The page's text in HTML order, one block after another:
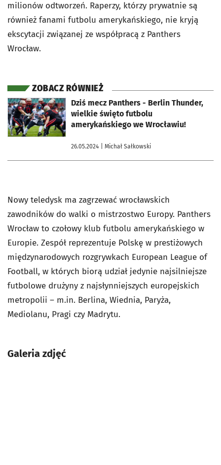
milionów odtworzeń. Raperzy, którzy prywatnie są
również fanami futbolu amerykańskiego, nie kryją
ekscytacji związanej ze współpracą z Panthers
Wrocław.
ZOBACZ RÓWNIEŻ
Dziś mecz Panthers - Berlin Thunder,
wielkie święto futbolu
amerykańskiego we Wrocławiu!
26.05.2024 | Michał Sałkowski
otworzy się w nowej karcie
Nowy teledysk ma zagrzewać wrocławskich
zawodników do walki o mistrzostwo Europy. Panthers
Wrocław to czołowy klub futbolu amerykańskiego w
Europie. Zespół reprezentuje Polskę w prestiżowych
międzynarodowych rozgrywkach European League of
Football, w których biorą udział jedynie najsilniejsze
futbolowe drużyny z najsłynniejszych europejskich
metropolii – m.in. Berlina, Wiednia, Paryża,
Mediolanu, Pragi czy Madrytu.
Galeria zdjęć